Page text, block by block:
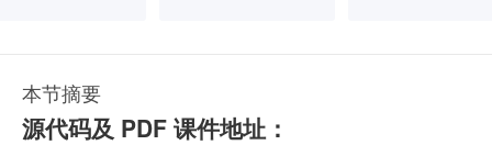
本节摘要
源代码及 PDF 课件地址：